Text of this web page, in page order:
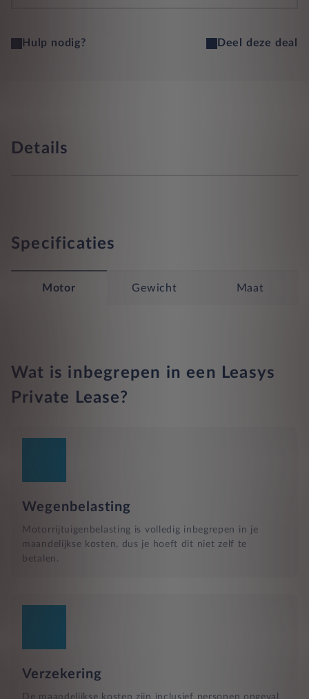
Hulp nodig? Deel deze deal
Details
Specificaties
Motor Gewicht Maat
Wat is inbegrepen in een Leasys
Private Lease?
Wegenbelasting
Motorrijtuigenbelasting is volledig inbegrepen in je
maandelijkse kosten, dus je hoeft dit niet zelf te
betalen.
Verzekering
De maandelijkse kosten zijn inclusief personen ongeval